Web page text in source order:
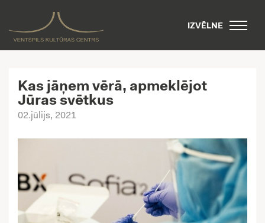
IZVĒLNE
Kas jāņem vērā, apmeklējot
Jūras svētkus
02.jūlijs, 2021